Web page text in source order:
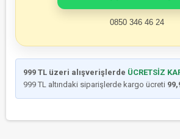
0850 346 46 24
999 TL üzeri alışverişlerde ÜCRETSİZ
999 TL altındaki siparişlerde kargo ücreti